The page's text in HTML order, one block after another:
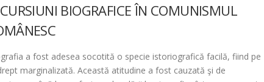
BIOGRAFICE ÎN COMUNISMUL
a fost adesea socotită o specie istoriografică facilă, fiind pe
marginalizată. Această atitudine a fost cauzată şi de